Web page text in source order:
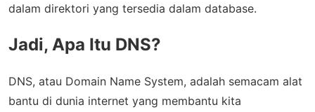
dalam direktori yang tersedia dalam database.
Jadi, Apa Itu DNS?
DNS, atau Domain Name System, adalah semacam alat
bantu di dunia internet yang membantu kita